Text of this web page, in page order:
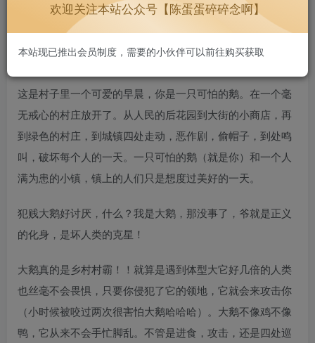
游戏介绍
这是村子里一个可爱的早晨，你是一只可怕的鹅。在一个毫
无戒心的村庄放开了。从人民的后花园到大街的小商店，再
到绿色的村庄，到城镇四处走动，恶作剧，偷帽子，到处鸣
叫，破坏每个人的一天。一只可怕的鹅（就是你）和一个人
满为患的小镇，镇上的人们只是想度过美好的一天。
犯贱大鹅好讨厌，什么？我是大鹅，那没事了，爷就是正义
的化身，是坏人类的克星！
大鹅真的是乡村村霸！！就算是遇到体型大它好几倍的人类
也丝毫不会畏惧，只要你侵犯了它的领地，它就会来攻击你
（小时候被咬过两次很害怕大鹅哈哈哈）。大鹅不像鸡不像
鸭，它从来不会手忙脚乱。不管是进食，攻击，还是四处巡
欢迎关注本站公众号【陈蛋蛋碎碎念啊】
本站现已推出会员制度，需要的小伙伴可以前往购买获取